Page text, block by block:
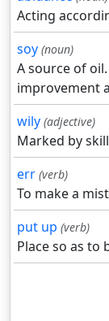
Acting
soy (noun)
A source of
improvement
wily (adjective)
Marked by
err (verb)
To make a
put up (verb)
Place so as to